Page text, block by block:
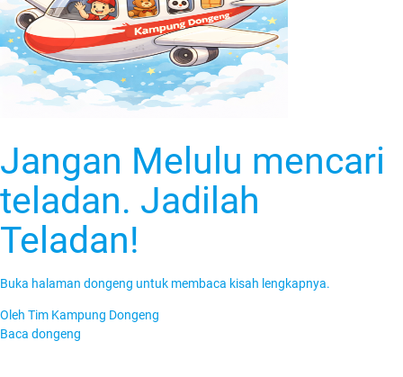
Jangan Melulu mencari
teladan. Jadilah
Teladan!
Buka halaman dongeng untuk membaca kisah lengkapnya.
Oleh Tim Kampung Dongeng
Baca dongeng